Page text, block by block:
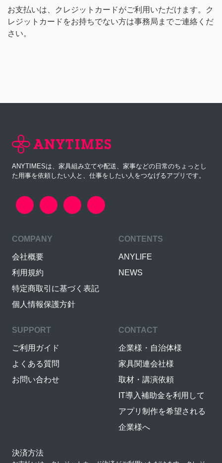
お支払いは、クレジットカードがご利用いただけます。ク
レジットカードをお持ちでない方は事務局までご連絡くだ
さい。
ANYTIMESは、家具組み立てや配送、家事などの日常のちょっとし
た用事を依頼したい人と、仕事をしたい人をつなげるアプリです。
COMPANY
会社概要
利用規約
特定商取引に基づく表記
個人情報保護方針
CONTENTS
ANYLIFE
NEWS
SUPPORT
ご利用ガイド
よくある質問
お問い合わせ
CONTACT
企業様・自治体様
家具関連会社様
取材・講演依頼
IT導入補助金を利用して
アプリ制作を希望される
企業様へ
決済方法